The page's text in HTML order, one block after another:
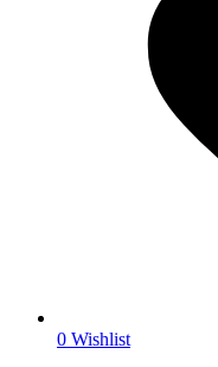
0 Wishlist